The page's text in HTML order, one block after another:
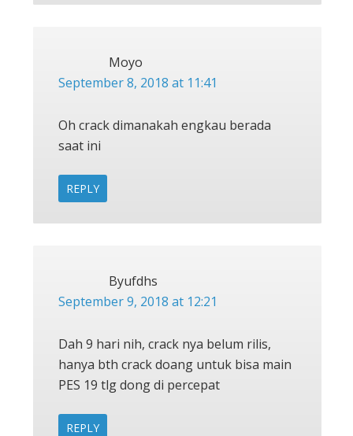
Moyo
September 8, 2018 at 11:41
Oh crack dimanakah engkau berada
saat ini
REPLY
Byufdhs
September 9, 2018 at 12:21
Dah 9 hari nih, crack nya belum rilis,
hanya bth crack doang untuk bisa main
PES 19 tlg dong di percepat
REPLY